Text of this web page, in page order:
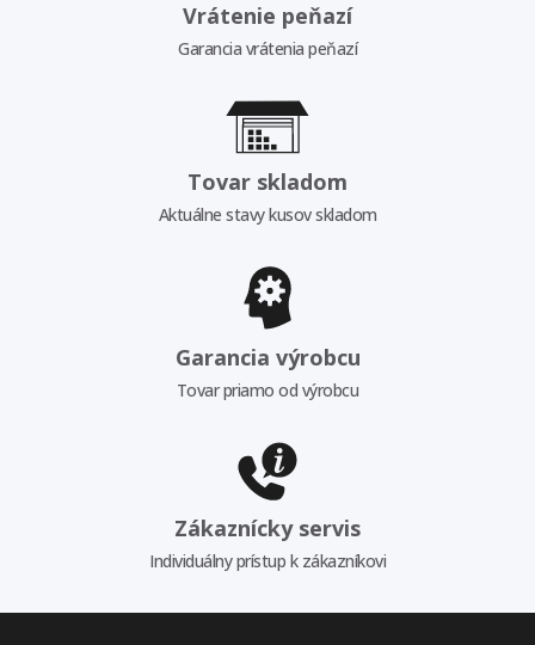
Vrátenie peňazí
Garancia vrátenia peňazí
Tovar skladom
Aktuálne stavy kusov skladom
Garancia výrobcu
Tovar priamo od výrobcu
Zákaznícky servis
Individuálny prístup k zákazníkovi